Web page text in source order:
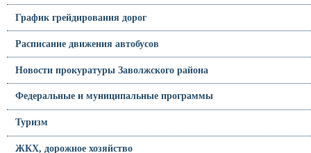
График грейдирования дорог
Расписание движения автобусов
Новости прокуратуры Заволжского района
Федеральные и муниципальные программы
Туризм
ЖКХ, дорожное хозяйство